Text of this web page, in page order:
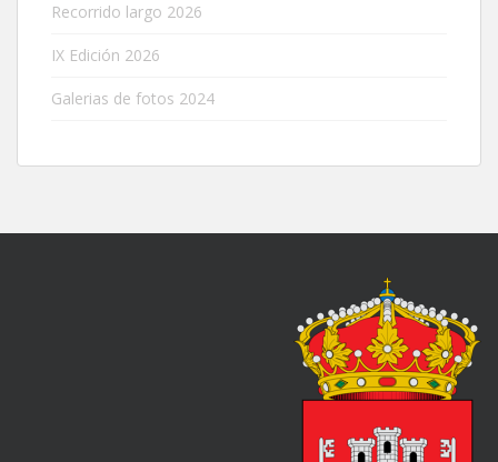
Recorrido largo 2026
IX Edición 2026
Galerias de fotos 2024